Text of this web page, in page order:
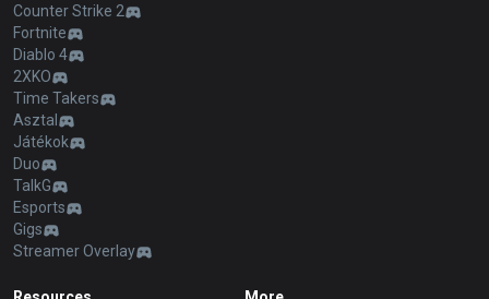
Counter Strike 2
Fortnite
Diablo 4
2XKO
Time Takers
Asztal
Játékok
Duo
TalkG
Esports
Gigs
Streamer Overlay